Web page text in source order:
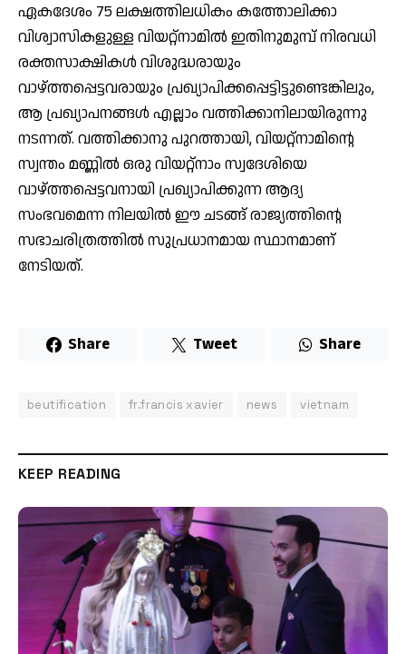
ഏകദേശം 75 ലക്ഷത്തിലധികം കത്തോലിക്കാ
വിശ്വാസികളുള്ള വിയറ്റ്‌നാമില്‍ ഇതിനുമുമ്പ് നിരവധി
രക്തസാക്ഷികള്‍ വിശുദ്ധരായും
വാഴ്ത്തപ്പെട്ടവരായും പ്രഖ്യാപിക്കപ്പെട്ടിട്ടുണ്ടെങ്കിലും,
ആ പ്രഖ്യാപനങ്ങള്‍ എല്ലാം വത്തിക്കാനിലായിരുന്നു
നടന്നത്. വത്തിക്കാനു പുറത്തായി, വിയറ്റ്‌നാമിന്റെ
സ്വന്തം മണ്ണില്‍ ഒരു വിയറ്റ്‌നാം സ്വദേശിയെ
വാഴ്ത്തപ്പെട്ടവനായി പ്രഖ്യാപിക്കുന്ന ആദ്യ
സംഭവമെന്ന നിലയില്‍ ഈ ചടങ്ങ് രാജ്യത്തിന്റെ
സഭാചരിത്രത്തില്‍ സുപ്രധാനമായ സ്ഥാനമാണ്
നേടിയത്.
Share Tweet Share
beutification fr.francis xavier news vietnam
KEEP READING